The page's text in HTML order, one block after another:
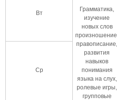
Грамматика,
изучение
новых слов
произношение,
правописание,
развития
навыков
понимания
языка на слух,
ролевые игры,
групповые
Вт
Ср